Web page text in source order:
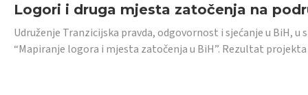
Logori i druga mjesta zatočenja na
Udruženje Tranzicijska pravda, odgovornost i sjećanje u BiH,
“Mapiranje logora i mjesta zatočenja u BiH”. Rezultat